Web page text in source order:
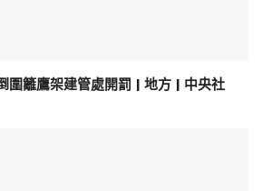
圍籬鷹架建管處開罰 | 地方 | 中央社